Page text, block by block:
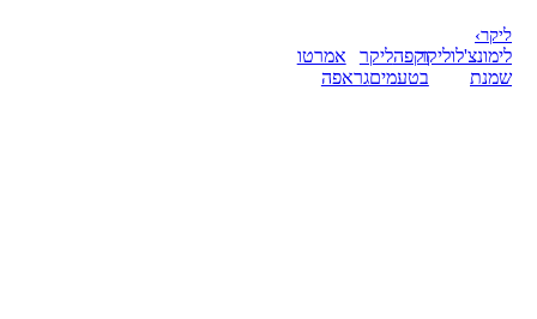
ליקר›
לימונצ'לוליקר
שמנת
וקפהליקר
בטעמיםגראפה
אמרטו